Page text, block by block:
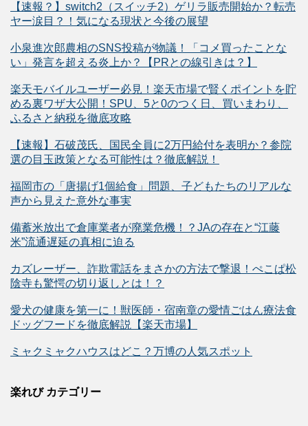
【速報？】switch2（スイッチ2）ゲリラ販売開始か？転売
ヤー涙目？！気になる現状と今後の展望
小泉進次郎農相のSNS投稿が物議！「コメ買ったことな
い」発言を超える炎上か？【PRとの線引きは？】
楽天モバイルユーザー必見！楽天市場で賢くポイントを貯
める裏ワザ大公開！SPU、5と0のつく日、買いまわり、
ふるさと納税を徹底攻略
【速報】石破茂氏、国民全員に2万円給付を表明か？参院
選の目玉政策となる可能性は？徹底解説！
福岡市の「唐揚げ1個給食」問題、子どもたちのリアルな
声から見えた意外な事実
備蓄米放出で倉庫業者が廃業危機！？JAの存在と“江藤
米”流通遅延の真相に迫る
カズレーザー、詐欺電話をまさかの方法で撃退！ぺこぱ松
陰寺も驚愕の切り返しとは！？
愛犬の健康を第一に！獣医師・宿南章の愛情ごはん療法食
ドッグフードを徹底解説【楽天市場】
ミャクミャクハウスはどこ？万博の人気スポット
楽れび カテゴリー